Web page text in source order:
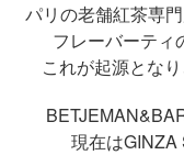
パリの老舗紅茶専
フレーバーティ
これが起源とな
現在はGINZA